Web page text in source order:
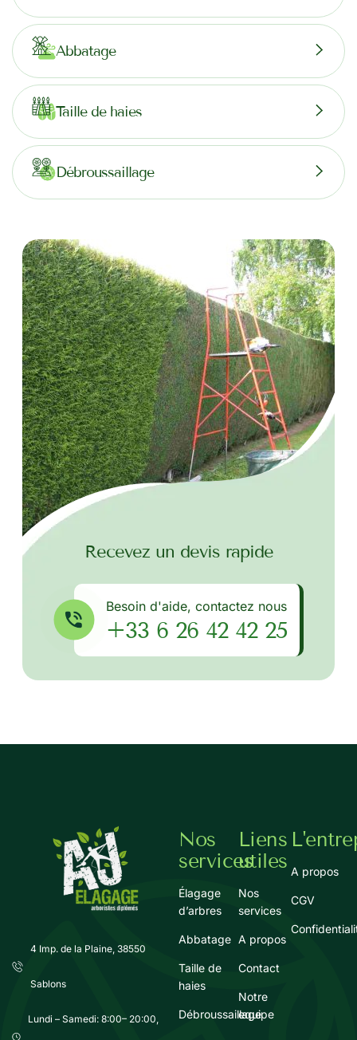
Abbatage
Taille de haies
Débroussaillage
Recevez un devis rapide
Besoin d'aide, contactez nous
+33 6 26 42 42 25
4 Imp. de la Plaine, 38550
Sablons
Lundi – Samedi: 8:00– 20:00,
Nos
services
Élagage
d’arbres
Abbatage
Taille de
haies
Débroussaillage
Liens
utiles
Nos
services
A propos
Contact
Notre
equipe
A propos
CGV